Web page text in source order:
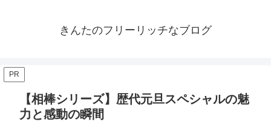
きんたのフリーリッチなブログ
PR
【相棒シリーズ】歴代元旦スペシャルの魅
力と感動の瞬間